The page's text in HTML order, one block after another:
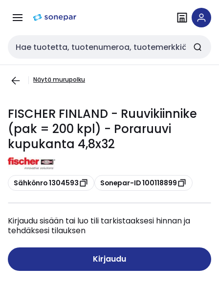
navigointiinsisältöön
Haku
Näytä murupolku
FISCHER FINLAND - Ruuvikiinnike
(pak = 200 kpl) - Poraruuvi
kupukanta 4,8x32
Kopioi
Sähkönro 1304593 Kopioi
Sonepar-ID 100118899
Kirjaudu sisään tai luo tili tarkistaaksesi hinnan ja
tehdäksesi tilauksen
Kirjaudu